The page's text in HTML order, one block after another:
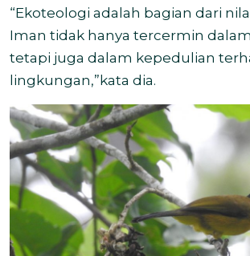
“Ekoteologi adalah bagian dari
Iman tidak hanya tercermin
tetapi juga dalam kepedulian
lingkungan,”kata dia.